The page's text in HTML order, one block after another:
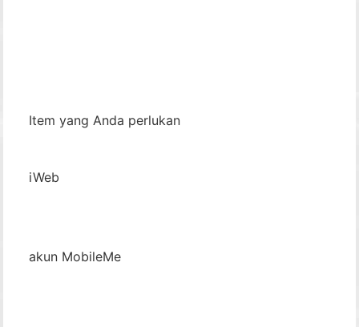
Item yang Anda perlukan
iWeb
akun MobileMe